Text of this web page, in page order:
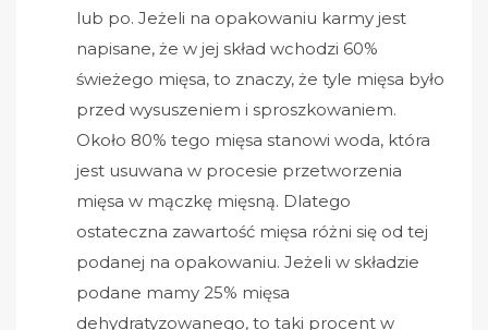
lub po. Jeżeli na opakowaniu karmy jest
napisane, że w jej skład wchodzi 60%
świeżego mięsa, to znaczy, że tyle mięsa było
przed wysuszeniem i sproszkowaniem.
Około 80% tego mięsa stanowi woda, która
jest usuwana w procesie przetworzenia
mięsa w mączkę mięsną. Dlatego
ostateczna zawartość mięsa różni się od tej
podanej na opakowaniu. Jeżeli w składzie
podane mamy 25% mięsa
dehydratyzowanego, to taki procent w